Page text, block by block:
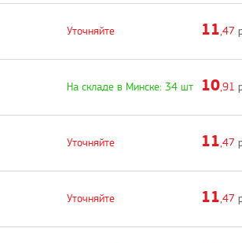
Уточняйте 11,47
На складе в Минске: 34 шт 10,91
Уточняйте 11,47
Уточняйте 11,47